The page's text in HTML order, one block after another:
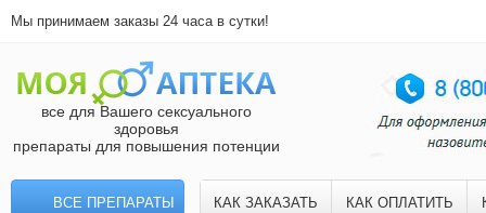
Мы принимаем заказы 24 часа в сутки!
все для Вашего сексуального
здоровья
препараты для повышения потенции
ВСЕ ПРЕПАРАТЫ КАК ЗАКАЗАТЬ КАК ОПЛАТИТЬ